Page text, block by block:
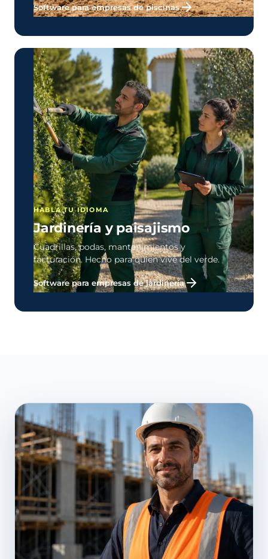
Software para empresas de piscinas
HABLA TU IDIOMA
Jardinería y paisajismo
Cuadrillas, podas, mantenimientos y
facturación. Hecho para quien vive del verde.
Software para empresas de jardinería